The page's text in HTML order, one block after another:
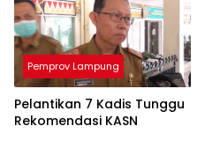
Pemprov Lampung
Pelantikan 7 Kadis Tunggu
Rekomendasi KASN